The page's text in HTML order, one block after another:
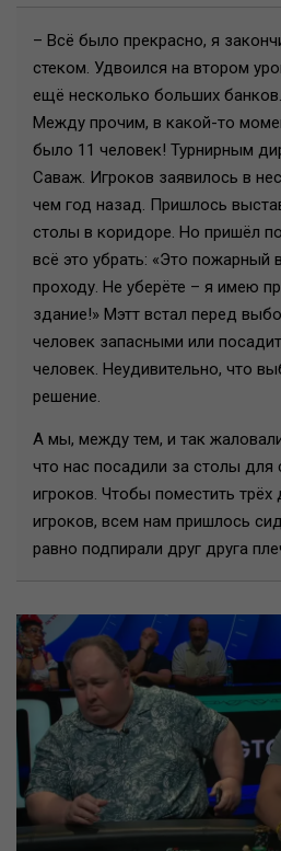
– Всё было прекрасно, я
стеком. Удвоился на втором
ещё несколько больших
Между прочим, в какой-то
было 11 человек! Турнирным
Саваж. Игроков заявилось в
чем год назад. Пришлось
столы в коридоре. Но пришёл
всё это убрать: «Это пожарный
проходу. Не уберёте – я имею
здание!» Мэтт встал перед
человек запасными или
человек. Неудивительно, что
решение.
А мы, между тем, и так
что нас посадили за столы для
игроков. Чтобы поместить трёх
игроков, всем нам пришлось
равно подпирали друг друга